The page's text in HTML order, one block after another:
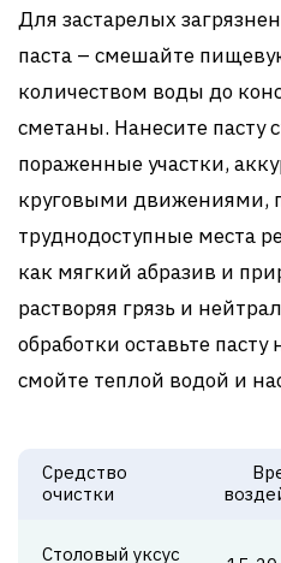
Для застарелых
паста – смешайте
количеством воды до
сметаны. Нанесите пасту
пораженные участки,
круговыми движениями,
труднодоступные места
как мягкий абразив и
растворяя грязь и
обработки оставьте
смойте теплой водой и
Средство
очистки
Столовый уксус